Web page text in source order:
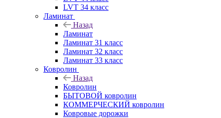
LVT 34 класс
Ламинат
Назад
Ламинат
Ламинат 31 класс
Ламинат 32 класс
Ламинат 33 класс
Ковролин
Назад
Ковролин
БЫТОВОЙ ковролин
КОММЕРЧЕСКИЙ ковролин
Ковровые дорожки